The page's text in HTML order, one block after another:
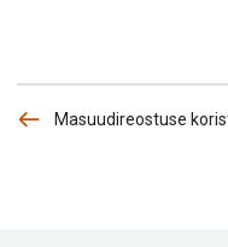
Masuudireostuse